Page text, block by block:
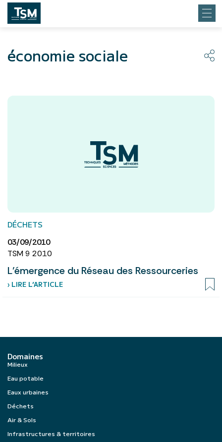
économie sociale
DÉCHETS
03/09/2010
TSM 9 2010
L’émergence du Réseau des Ressourceries
› LIRE L’ARTICLE
Domaines
Milieux
Eau potable
Eaux urbaines
Déchets
Air & Sols
Infrastructures & territoires